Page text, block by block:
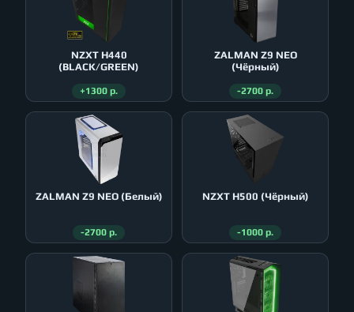
NZXT H440
(BLACK/GREEN)
+1300 р.
ZALMAN Z9 NEO
(Чёрный)
-2700 р.
ZALMAN Z9 NEO (Белый)
-2700 р.
NZXT H500 (Чёрный)
-1000 р.